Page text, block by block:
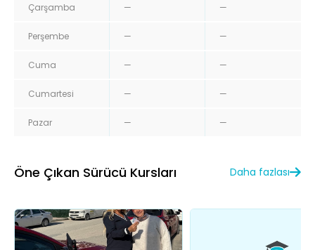
Çarşamba — —
Perşembe — —
Cuma — —
Cumartesi — —
Pazar — —
Öne Çıkan Sürücü Kursları Daha fazlası